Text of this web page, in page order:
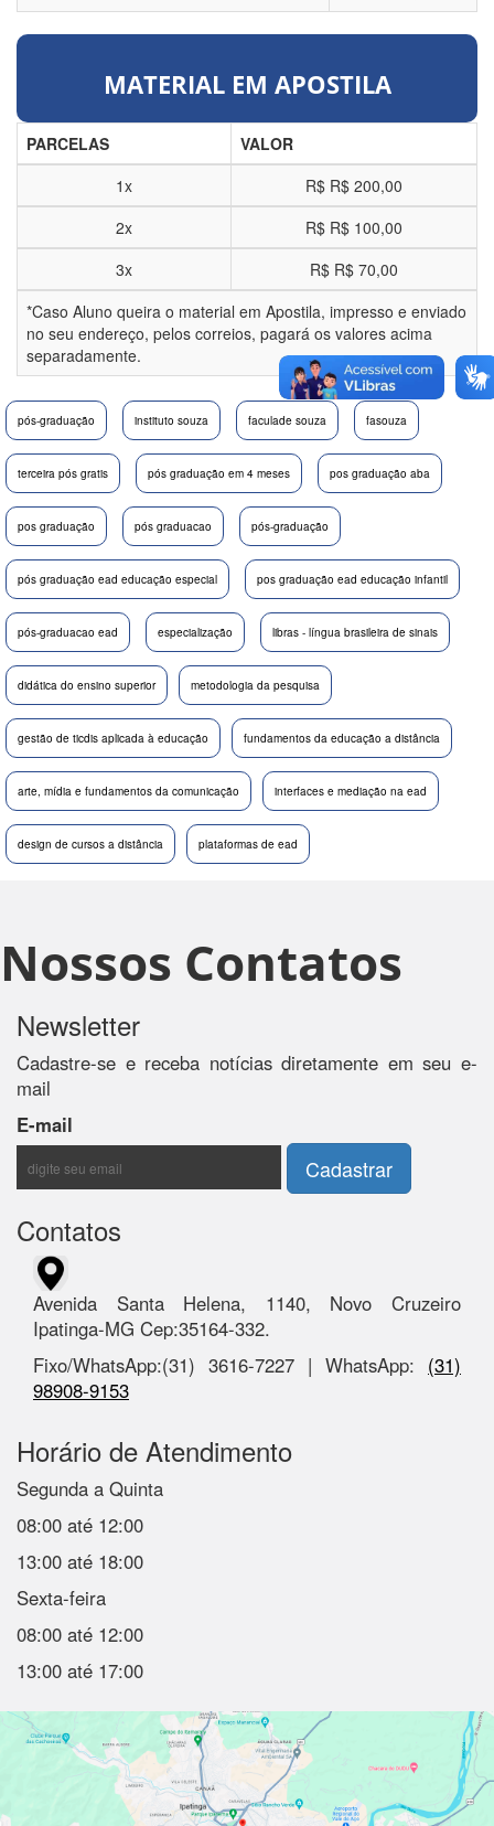
MATERIAL EM APOSTILA
PARCELAS
VALOR
1x
R$ R$ 200,00
2x
R$ R$ 100,00
3x
R$ R$ 70,00
*Caso Aluno queira o material em Apostila, impresso e enviado
no seu endereço, pelos correios, pagará os valores acima
separadamente.
pós-graduação instituto souza faculade souza fasouza
terceira pós gratis pós graduação em 4 meses pos graduação aba
pos graduação pós graduacao pós-graduação
pós graduação ead educação especial pos graduação ead educação infantil
pós-graduacao ead especialização libras - língua brasileira de sinais
didática do ensino superior metodologia da pesquisa
gestão de ticdis aplicada à educação fundamentos da educação a distância
arte, mídia e fundamentos da comunicação interfaces e mediação na ead
design de cursos a distância plataformas de ead
Nossos Contatos
Newsletter
Cadastre-se e receba notícias diretamente em seu e-
mail
E-mail
Contatos
Avenida Santa Helena, 1140, Novo Cruzeiro
Ipatinga-MG Cep:35164-332.
Fixo/WhatsApp:(31) 3616-7227 | WhatsApp: (31)
98908-9153
Horário de Atendimento
Segunda a Quinta
08:00 até 12:00
13:00 até 18:00
Sexta-feira
08:00 até 12:00
13:00 até 17:00